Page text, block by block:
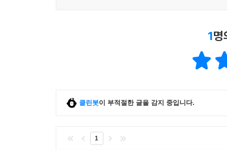
1명
클린봇이 부적절한 글을 감지 중입니다.
1